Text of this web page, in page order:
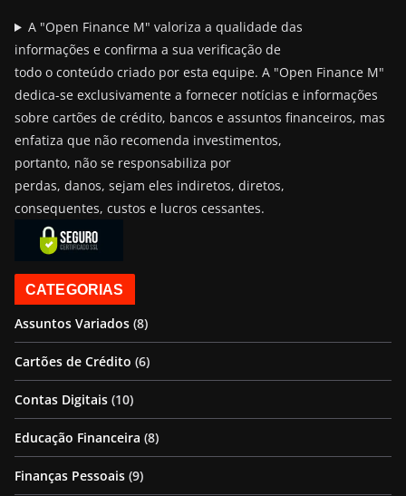
A "Open Finance M" valoriza a qualidade das
informações e confirma a sua verificação de
todo o conteúdo criado por esta equipe. A "Open Finance M"
dedica-se exclusivamente a fornecer notícias e informações
sobre cartões de crédito, bancos e assuntos financeiros, mas
enfatiza que não recomenda investimentos,
portanto, não se responsabiliza por
perdas, danos, sejam eles indiretos, diretos,
consequentes, custos e lucros cessantes.
CATEGORIAS
Assuntos Variados (8)
Cartões de Crédito (6)
Contas Digitais (10)
Educação Financeira (8)
Finanças Pessoais (9)